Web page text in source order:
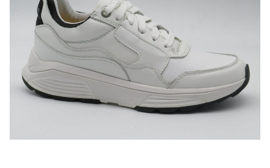
Nijhuisschoenen